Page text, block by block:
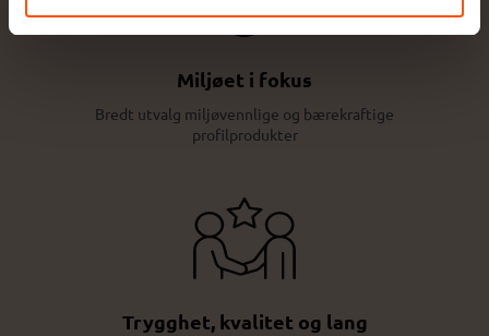
Miljøet i fokus
Bredt utvalg miljøvennlige og bærekraftige
profilprodukter
Trygghet, kvalitet og lang